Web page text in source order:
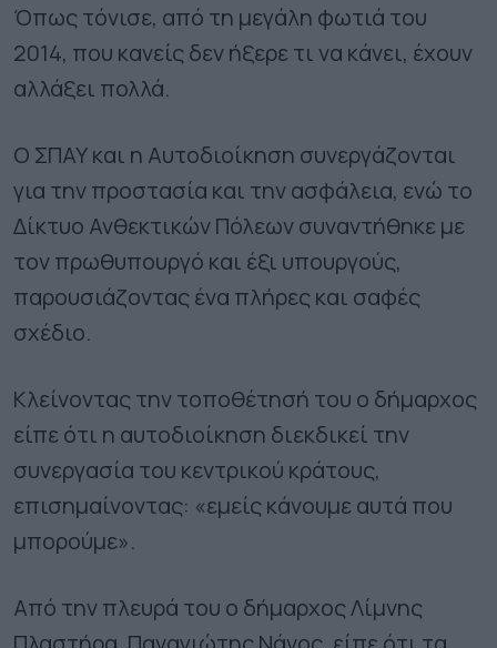
Όπως τόνισε, από τη μεγάλη φωτιά του
2014, που κανείς δεν ήξερε τι να κάνει, έχουν
αλλάξει πολλά.
Ο ΣΠΑΥ και η Αυτοδιοίκηση συνεργάζονται
για την προστασία και την ασφάλεια, ενώ το
Δίκτυο Ανθεκτικών Πόλεων συναντήθηκε με
τον πρωθυπουργό και έξι υπουργούς,
παρουσιάζοντας ένα πλήρες και σαφές
σχέδιο.
Κλείνοντας την τοποθέτησή του ο δήμαρχος
είπε ότι η αυτοδιοίκηση διεκδικεί την
συνεργασία του κεντρικού κράτους,
επισημαίνοντας: «εμείς κάνουμε αυτά που
μπορούμε».
Από την πλευρά του ο δήμαρχος Λίμνης